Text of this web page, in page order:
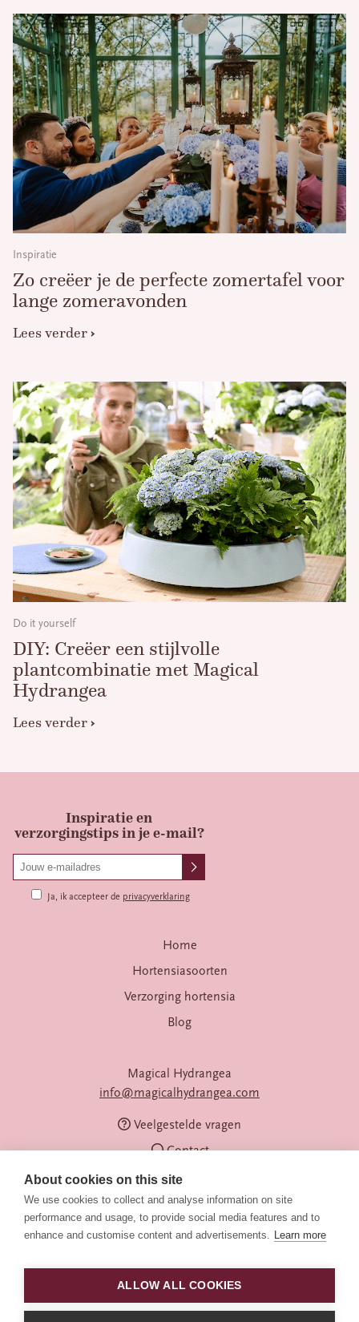
Inspiratie
Zo creëer je de perfecte zomertafel voor
lange zomeravonden
Lees verder
Do it yourself
DIY: Creëer een stijlvolle
plantcombinatie met Magical
Hydrangea
Lees verder
Inspiratie en
verzorgingstips in je e-mail?
Ja, ik accepteer de privacyverklaring
Home
Hortensiasoorten
Verzorging hortensia
Blog
Magical Hydrangea
info@magicalhydrangea.com
Veelgestelde vragen
Contact
Volg ons
About cookies on this site
We use cookies to collect and analyse information on site
performance and usage, to provide social media features and to
enhance and customise content and advertisements. Learn more
ALLOW ALL COOKIES